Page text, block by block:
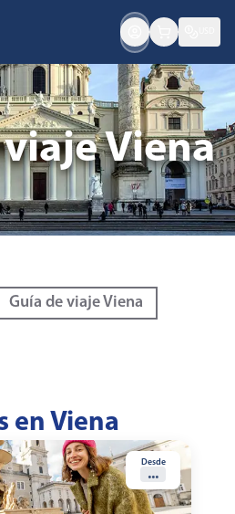
Viena
Guía de viaje Viena
en Viena
Desde
...